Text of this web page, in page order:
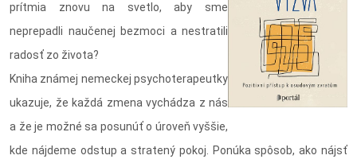
prítmia znovu na svetlo, aby sme
neprepadli naučenej bezmoci a nestratili
radosť zo života?
Kniha známej nemeckej psychoterapeutky
ukazuje, že každá zmena vychádza z nás
a že je možné sa posunúť o úroveň vyššie,
kde nájdeme odstup a stratený pokoj. Ponúka spôsob, ako nájsť